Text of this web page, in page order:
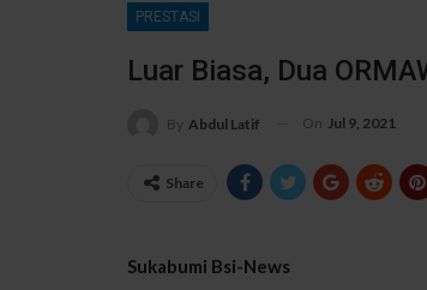
PRESTASI
Luar Biasa, Dua
By Abdul Latif On Jul 9, 2021
Share
Sukabumi Bsi-News